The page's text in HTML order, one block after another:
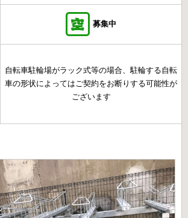
募集中
自転車駐輪場がラック式等の場合、駐輪する自転
車の形状によってはご契約をお断りする可能性が
ございます